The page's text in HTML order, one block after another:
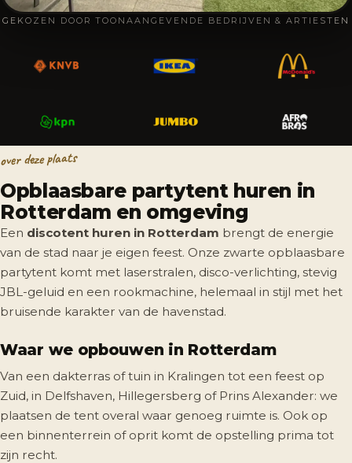
GEKOZEN DOOR TOONAANGEVENDE BEDRIJVEN & ARTIESTEN
over deze plaats
Opblaasbare partytent huren in
Rotterdam en omgeving
Een discotent huren in Rotterdam brengt de energie
van de stad naar je eigen feest. Onze zwarte opblaasbare
partytent komt met laserstralen, disco-verlichting, stevig
JBL-geluid en een rookmachine, helemaal in stijl met het
bruisende karakter van de havenstad.
Waar we opbouwen in Rotterdam
Van een dakterras of tuin in Kralingen tot een feest op
Zuid, in Delfshaven, Hillegersberg of Prins Alexander: we
plaatsen de tent overal waar genoeg ruimte is. Ook op
een binnenterrein of oprit komt de opstelling prima tot
zijn recht.